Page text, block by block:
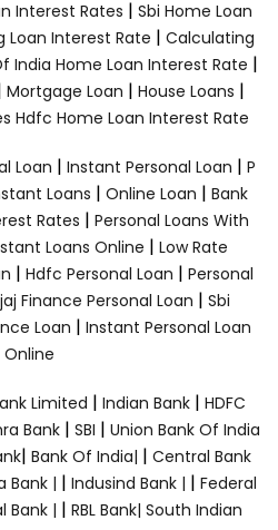
Interest Rates | Sbi Home Loan
Loan Interest Rate | Calculating
India Home Loan Interest Rate |
Mortgage Loan | House Loans |
Hdfc Home Loan Interest Rate
Loan | Instant Personal Loan | P
Loans | Online Loan | Bank
Rates | Personal Loans With
Loans Online | Low Rate
| Hdfc Personal Loan | Personal
Finance Personal Loan | Sbi
Loan | Instant Personal Loan
Online
Limited | Indian Bank | HDFC
Bank| SBI | Union Bank Of India
| Bank Of India| | Central Bank
Bank | | Indusind Bank | | Federal
Bank | | RBL Bank| South Indian